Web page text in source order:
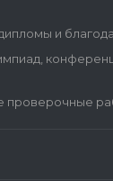
и
проверочные